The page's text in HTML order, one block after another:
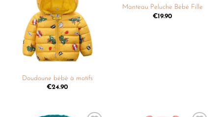
souhaits
Doudoune bébé à motifs
€24.90
à la
liste de
Manteau Peluche Bébé Fille
€19.90